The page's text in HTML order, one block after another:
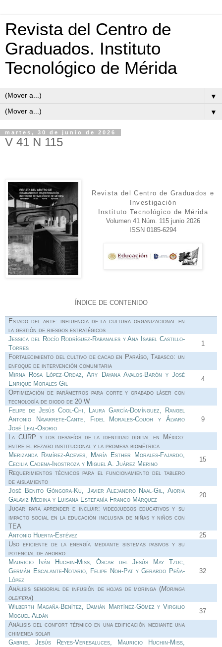
Revista del Centro de
Graduados. Instituto
Tecnológico de Mérida
▼
▼
martes, 30 de junio de 2026
V 41 N 115
Revista del Centro de Graduados e
Investigación
Instituto Tecnológico de Mérida
Volumen 41 Núm. 115 junio 2026
ISSN 0185-6294
ÍNDICE DE CONTENIDO
Estado del arte: influencia de la cultura organizacional en
la gestión de riesgos estratégicos
Jessica del Rocío Rodríguez-Rabanales y Ana Isabel Castillo-
Torres
1
Fortalecimiento del cultivo de cacao en Paraíso, Tabasco: un
enfoque de intervención comunitaria
Mirna Rosa López-Ordaz, Ary Dayana Avalos-Barón y José
Enrique Morales-Gil
4
Optimización de parámetros para corte y grabado láser con
tecnología de diodo de 20 W
Felipe de Jesús Cool-Chi, Laura García-Domínguez, Rangel
Antonio Navarrete-Cante, Fidel Morales-Couoh y Álvaro
José Leal-Osorio
9
La CURP y los desafíos de la identidad digital en México:
entre el rezago institucional y la promesa biométrica
Merizanda Ramírez-Aceves, María Esther Morales-Fajardo,
Cecilia Cadena-Inostroza y Miguel A. Juárez Merino
15
Requerimientos técnicos para el funcionamiento del tablero
de aislamiento
José Benito Góngora-Ku, Javier Alejandro Naal-Gil, Aioria
Galaviz-Medina y Luisana Estefanía Franco-Márquez
20
Jugar para aprender e incluir: videojuegos educativos y su
impacto social en la educación inclusiva de niñas y niños con
TEA
Antonio Huerta-Estévez
25
Uso eficiente de la energía mediante sistemas pasivos y su
potencial de ahorro
Mauricio Iván Huchin-Miss, Óscar del Jesús May Tzuc,
Germán Escalante-Notario, Felipe Noh-Pat y Gerardo Peña-
López
32
Análisis sensorial de infusión de hojas de moringa (Moringa
oleifera)
Wilberth Magaña-Benítez, Damián Martínez-Gómez y Virgilio
Moguel-Aldán
37
Análisis del confort térmico en una edificación mediante una
chimenea solar
Gabriel Jesús Reyes-Veresaluces, Mauricio Huchin-Miss,